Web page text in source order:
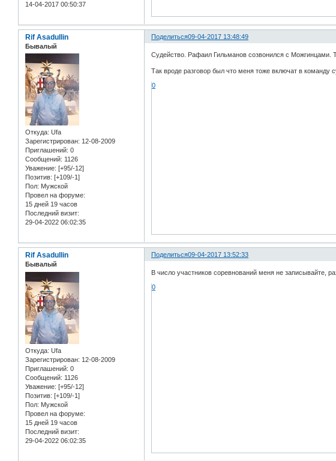
14-04-2017 00:50:37
Поделиться09-04-2017 13:48:49
Rif Asadullin
Бывалый
Откуда: Ufa
Зарегистрирован: 12-08-2009
Приглашений: 0
Сообщений: 1126
Уважение: [+95/-12]
Позитив: [+109/-1]
Пол: Мужской
Провел на форуме:
15 дней 19 часов
Последний визит:
29-04-2022 06:02:35
Судейство. Рафаил Гильманов созвонился с Можгинцами.
Так вроде разговор был что меня тоже включат в команду
0
Поделиться09-04-2017 13:52:33
Rif Asadullin
Бывалый
Откуда: Ufa
Зарегистрирован: 12-08-2009
Приглашений: 0
Сообщений: 1126
Уважение: [+95/-12]
Позитив: [+109/-1]
Пол: Мужской
Провел на форуме:
15 дней 19 часов
Последний визит:
29-04-2022 06:02:35
В число участников соревнований меня не записывайте,
0